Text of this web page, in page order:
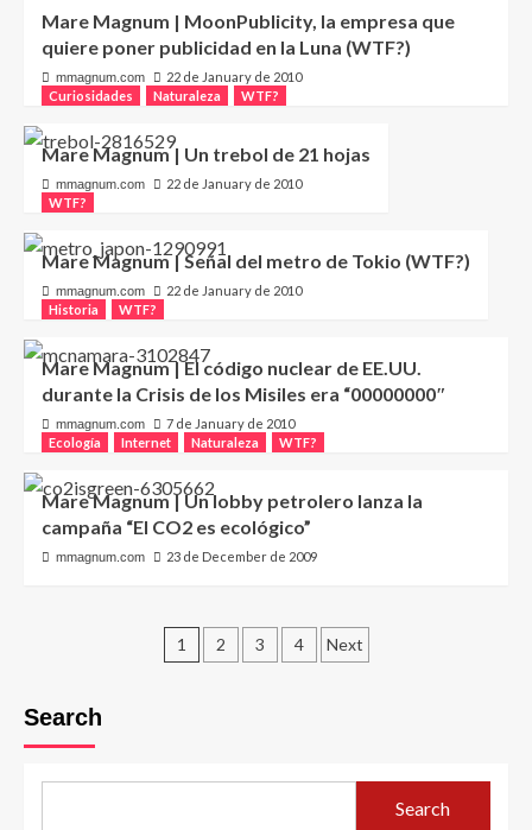
Mare Magnum | MoonPublicity, la empresa que
quiere poner publicidad en la Luna (WTF?)
mmagnum.com
22 de January de 2010
Curiosidades
Naturaleza WTF?
Mare Magnum | Un trebol de 21 hojas
mmagnum.com
22 de January de 2010
WTF?
Mare Magnum | Señal del metro de Tokio (WTF?)
mmagnum.com
22 de January de 2010
Historia
WTF?
Mare Magnum | El código nuclear de EE.UU.
durante la Crisis de los Misiles era “00000000″
mmagnum.com
7 de January de 2010
Ecología
Internet Naturaleza WTF?
Mare Magnum | Un lobby petrolero lanza la
campaña “El CO2 es ecológico”
mmagnum.com 23 de December de 2009
Posts
1 2 3 4 Next
Search
Search